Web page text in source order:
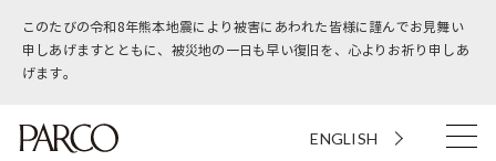
このたびの令和8年熊本地震により被害にあわれた皆様に謹んでお見舞い
申しあげますとともに、被災地の一日も早い復旧を、心よりお祈り申しあ
げます。
ENGLISH